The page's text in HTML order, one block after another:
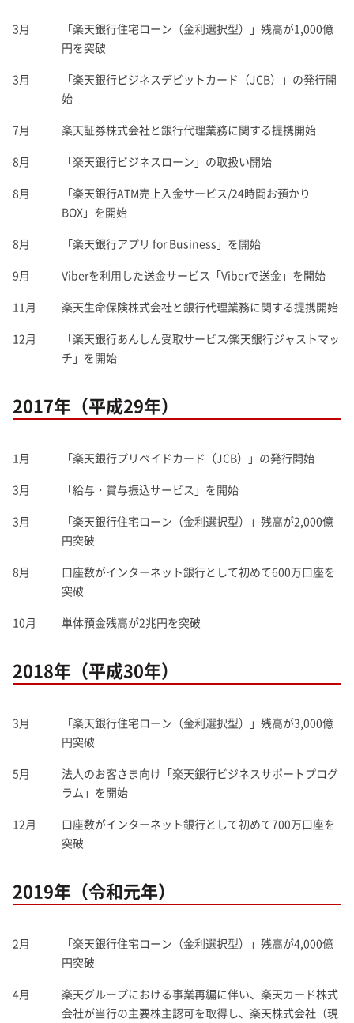
3月
「楽天銀行住宅ローン（金利選択型）」残高が1,000億
円を突破
3月
「楽天銀行ビジネスデビットカード（JCB）」の発行開
始
7月
楽天証券株式会社と銀行代理業務に関する提携開始
8月
「楽天銀行ビジネスローン」の取扱い開始
8月
「楽天銀行ATM売上入金サービス/24時間お預かり
BOX」を開始
8月
「楽天銀行アプリ for Business」を開始
9月
Viberを利用した送金サービス「Viberで送金」を開始
11月
楽天生命保険株式会社と銀行代理業務に関する提携開始
12月
「楽天銀行あんしん受取サービス⁄楽天銀行ジャストマッ
チ」を開始
2017年（平成29年）
1月
「楽天銀行プリペイドカード（JCB）」の発行開始
3月
「給与・賞与振込サービス」を開始
3月
「楽天銀行住宅ローン（金利選択型）」残高が2,000億
円突破
8月
口座数がインターネット銀行として初めて600万口座を
突破
10月
単体預金残高が2兆円を突破
2018年（平成30年）
3月
「楽天銀行住宅ローン（金利選択型）」残高が3,000億
円突破
5月
法人のお客さま向け「楽天銀行ビジネスサポートプログ
ラム」を開始
12月
口座数がインターネット銀行として初めて700万口座を
突破
2019年（令和元年）
2月
「楽天銀行住宅ローン（金利選択型）」残高が4,000億
円突破
4月
楽天グループにおける事業再編に伴い、楽天カード株式
会社が当行の主要株主認可を取得し、楽天株式会社（現